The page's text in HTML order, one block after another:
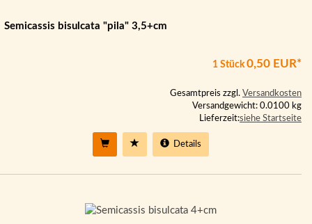
Semicassis bisulcata "pila" 3,5+cm
1 Stück0,50 EUR*
Gesamtpreis zzgl. Versandkosten
Versandgewicht: 0.0100 kg
Lieferzeit:siehe Startseite
Details